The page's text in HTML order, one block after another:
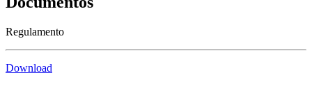
Regulamento
Download